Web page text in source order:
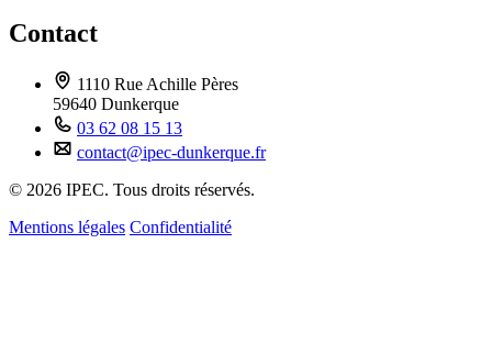
Contact
1110 Rue Achille Pères
59640 Dunkerque
03 62 08 15 13
contact@ipec-dunkerque.fr
© 2026 IPEC. Tous droits réservés.
Mentions légales Confidentialité